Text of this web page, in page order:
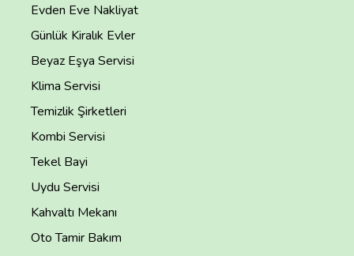
Evden Eve Nakliyat
Günlük Kiralık Evler
Beyaz Eşya Servisi
Klima Servisi
Temizlik Şirketleri
Kombi Servisi
Tekel Bayi
Uydu Servisi
Kahvaltı Mekanı
Oto Tamir Bakım